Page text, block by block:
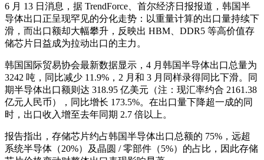
6 月 13 日消息，据 TrendForce、首尔经济日报报道，韩国半
导体出口正呈现罕见的分化走势：以重量计算的出口量持续下
滑，而出口额却大幅攀升，反映出 HBM、DDR5 等高价值存
储芯片日益成为拉动出口的主力。
韩国国际贸易协会最新数据显示，4 月韩国半导体出口总量为
3242 吨，同比减少 11.9%，2 月和 3 月同样录得同比下滑。同
期半导体出口额则达 318.95 亿美元（注：现汇率约合 2161.38
亿元人民币），同比增长 173.5%。在出口量下降超一成的同
时，出口收入增至去年同期 2.7 倍以上。
报告指出，存储芯片约占韩国半导体出口总额的 75%，远超
系统半导体（20%）及晶圆 / 零部件（5%）的占比，因此存储